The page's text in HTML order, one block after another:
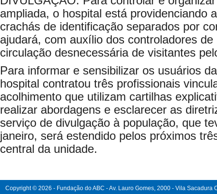
ampliada, o hospital está providenciando
crachás de identificação separados por
ajudará, com auxílio dos controladores
circulação desnecessária de visitantes
Para informar e sensibilizar os usuários
hospital contratou três profissionais
acolhimento que utilizam cartilhas
realizar abordagens e esclarecer as
serviço de divulgação à população, que
janeiro, será estendido pelos próximos
central da unidade.
Copyright © 2026 - Fundação do ABC - Av. Lauro Gomes, 2000 - Vila